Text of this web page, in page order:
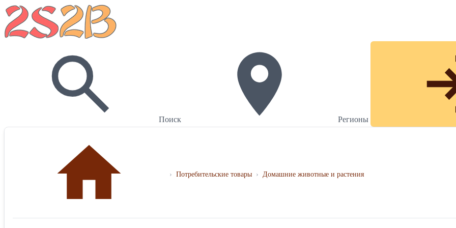
Поиск Регионы
› Потребительские товары › Домашние животные и растения